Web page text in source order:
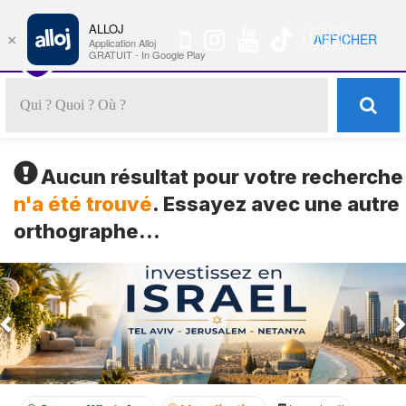
🇺🇸 Nav
Aucun résultat pour votre recherche
n'a été trouvé. Essayez avec une autre
orthographe...
Previous
×
ALLOJ
Application Alloj
GRATUIT - In Google Play
AFFICHER